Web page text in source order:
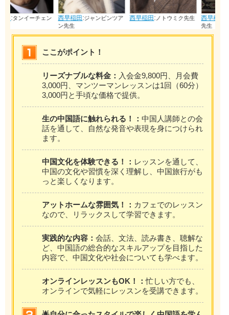
西早稲田:ジャンビンツア
西早稲田:ノトウミク先生 西早稲田:カワタニトモキ
ここがポイント！
リーズナブルな料金： 入会金9,800円、月会費
3,000円、マンツーマンレッスンは1回（60分）
3,000円と手頃な価格で提供。
生の中国語に触れられる！： 中国人講師との会
話を通して、自然な発音や表現を身につけられ
ます。
中国文化を体験できる！： レッスンを通して、
中国の文化や習慣を深く理解し、中国旅行がも
っと楽しくなります。
アットホームな雰囲気！： カフェでのレッスン
なので、リラックスして学習できます。
実践的な内容： 会話、文法、読み書き、聴解な
ど、中国語の総合的なスキルアップを目指した
内容で、中国文化や社会についても学べます。
オンラインレッスンもOK！：忙しい方でも、
オンラインで気軽にレッスンを受講できます。